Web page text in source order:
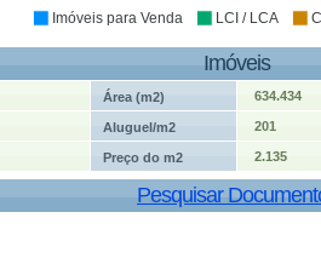
Imóveis para Venda LCI / LCA
Imóveis
Área (m2) 634.434
Aluguel/m2 201
Preço do m2 2.135
Pesquisar